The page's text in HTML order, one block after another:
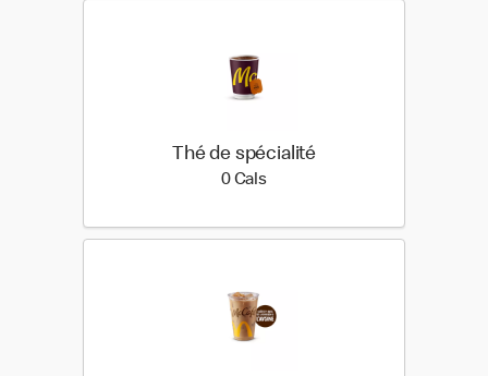
Thé de spécialité
0 Cals0 calories